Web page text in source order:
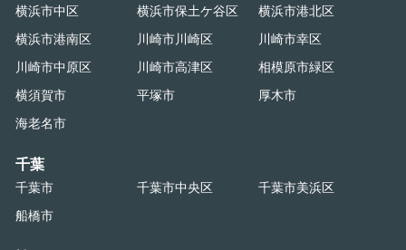
横浜市中区
横浜市保土ケ谷区
横浜市港北区
横浜市港南区
川崎市川崎区
川崎市幸区
川崎市中原区
川崎市高津区
相模原市緑区
横須賀市
平塚市
厚木市
海老名市
千葉
千葉市 千葉市中央区
千葉市美浜区
船橋市